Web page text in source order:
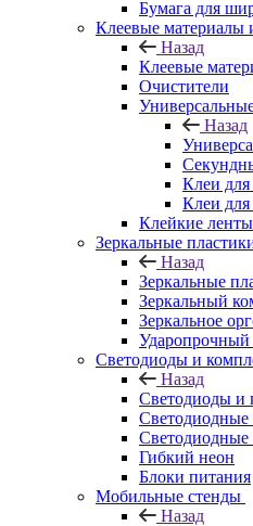
Бумага для
Клеевые материалы
Назад
Клеевые
Очистители
Назад
Клеи
Клеи для
Клейкие ленты
Зеркальные
Назад
Зеркальные
Зеркальный
Зеркальное
Ударопрочный
Светодиоды и
Назад
Светодиоды и
Светодиодные
Светодиодные
Гибкий неон
Блоки питания
Мобильные стенды
Назад